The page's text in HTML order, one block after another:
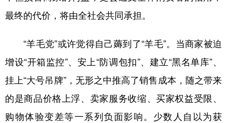
最终的代价，将由全社会共同承担。
“羊毛党”或许觉得自己薅到了“羊毛”。当商家被迫
增设“开箱监控”、安上“防调包扣”、建立“黑名单库”、
挂上“大号吊牌”，无形之中推高了销售成本，随之带来
的是商品价格上浮、卖家服务收缩、买家权益受限、
购物体验变差等一系列负面影响。少数人自以为获